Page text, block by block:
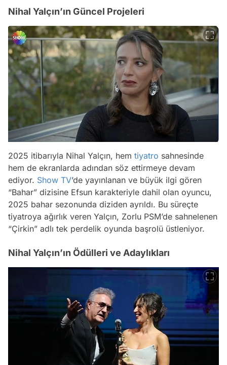
Nihal Yalçın’ın Güncel Projeleri
2025 itibarıyla Nihal Yalçın, hem tiyatro sahnesinde
hem de ekranlarda adından söz ettirmeye devam
ediyor. Show TV’de yayınlanan ve büyük ilgi gören
“Bahar” dizisine Efsun karakteriyle dahil olan oyuncu,
2025 bahar sezonunda diziden ayrıldı. Bu süreçte
tiyatroya ağırlık veren Yalçın, Zorlu PSM’de sahnelenen
“Çirkin” adlı tek perdelik oyunda başrolü üstleniyor.
Nihal Yalçın’ın Ödülleri ve Adaylıkları